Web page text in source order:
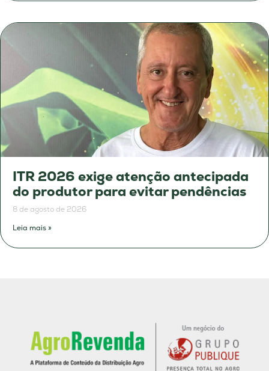
ITR 2026 exige atenção antecipada
do produtor para evitar pendências
8 de agosto de 2026
Leia mais »